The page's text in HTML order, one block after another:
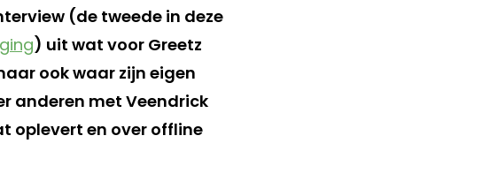
(de tweede in deze
) uit wat voor Greetz
ook waar zijn eigen
anderen met Veendrick
oplevert en over offline